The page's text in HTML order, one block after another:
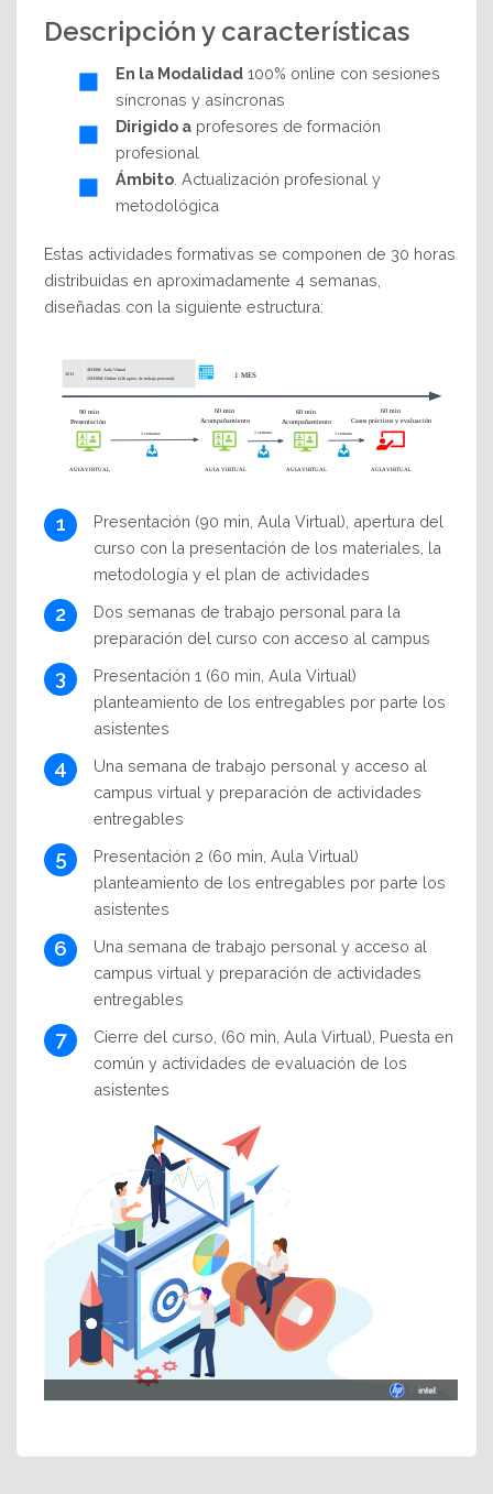
Descripción y características
En la Modalidad 100% online con sesiones
síncronas y asíncronas
Dirigido a profesores de formación
profesional
Ámbito . Actualización profesional y
metodológica
Estas actividades formativas se componen de 30 horas
distribuidas en aproximadamente 4 semanas,
diseñadas con la siguiente estructura:
Presentación (90 min, Aula Virtual), apertura del
curso con la presentación de los materiales, la
metodología y el plan de actividades
Dos semanas de trabajo personal para la
preparación del curso con acceso al campus
Presentación 1 (60 min, Aula Virtual)
planteamiento de los entregables por parte los
asistentes
Una semana de trabajo personal y acceso al
campus virtual y preparación de actividades
entregables
Presentación 2 (60 min, Aula Virtual)
planteamiento de los entregables por parte los
asistentes
Una semana de trabajo personal y acceso al
campus virtual y preparación de actividades
entregables
Cierre del curso, (60 min, Aula Virtual), Puesta en
común y actividades de evaluación de los
asistentes